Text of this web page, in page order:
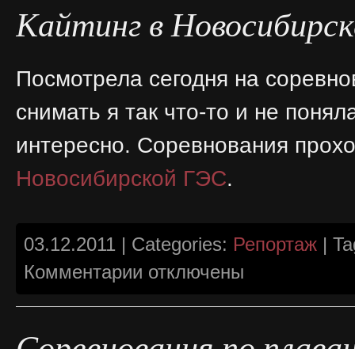
Кайтинг в
Посмотрела сегодня на
снимать я так что-то и не
интересно. Соревнования
Новосибирской ГЭС.
03.12.2011 | Categories: Репортаж |
Комментарии записи
отключены